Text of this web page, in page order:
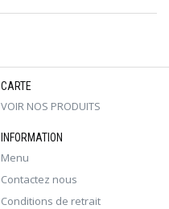
CARTE
VOIR NOS PRODUITS
INFORMATION
Menu
Contactez nous
Conditions de retrait